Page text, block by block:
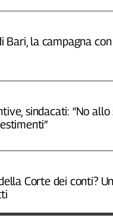
Bari, la campagna con
sindacati: “No allo
Corte dei conti?